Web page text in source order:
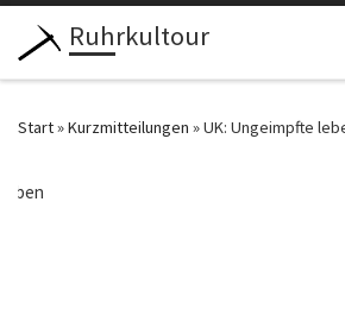
Zum Inhalt springen
Ruhrkultour
Start»Kurzmitteilungen »UK: Ungeimpfte